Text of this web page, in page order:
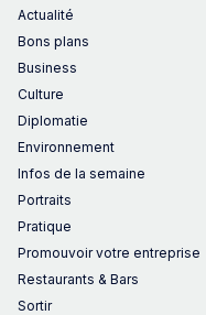
Actualité
Bons plans
Business
Culture
Diplomatie
Environnement
Infos de la semaine
Portraits
Pratique
Promouvoir votre entreprise
Restaurants & Bars
Sortir